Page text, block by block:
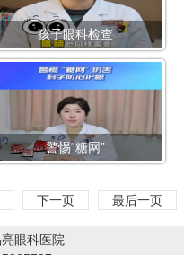
孩子眼科检查
警惕“糖网”
下一页 最后一页
眼科医院